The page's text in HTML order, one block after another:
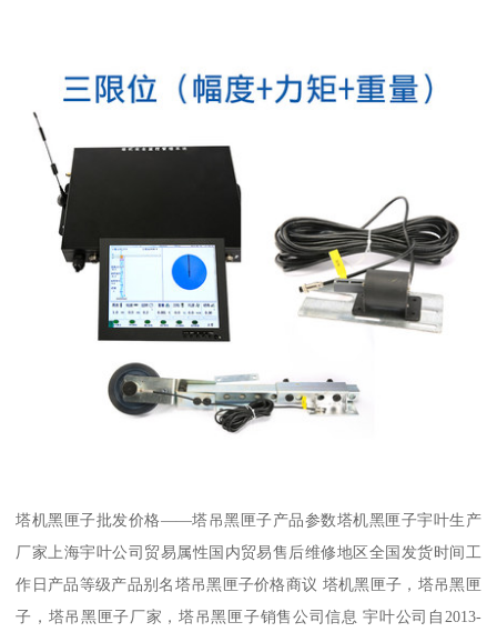
塔机黑匣子批发价格——塔吊黑匣子产品参数塔机黑匣子宇叶生产
厂家上海宇叶公司贸易属性国内贸易售后维修地区全国发货时间工
作日产品等级产品别名塔吊黑匣子价格商议 塔机黑匣子，塔吊黑匣
子，塔吊黑匣子厂家，塔吊黑匣子销售公司信息 宇叶公司自2013-